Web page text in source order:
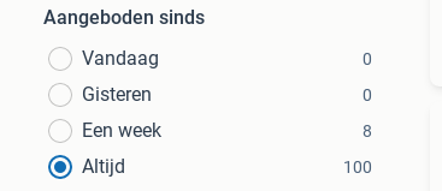
Aangeboden sinds
Vandaag
0
Gisteren 0
Een week 8
Altijd 100